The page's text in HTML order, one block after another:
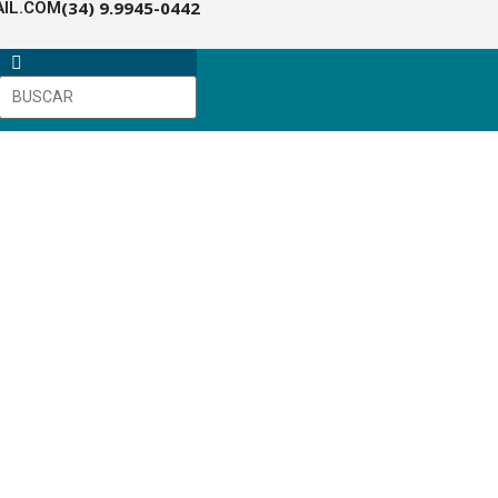
(34) 9.9945-0442